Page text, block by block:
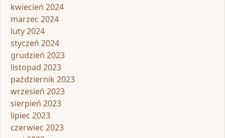
kwiecień 2024
marzec 2024
luty 2024
styczeń 2024
grudzień 2023
listopad 2023
październik 2023
wrzesień 2023
sierpień 2023
lipiec 2023
czerwiec 2023